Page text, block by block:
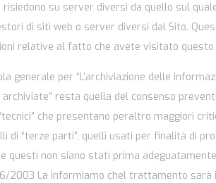
risiedono su server diversi da quello sul
di siti web o server diversi dal Sito.
relative al fatto che avete visitato questo
generale per “L’archiviazione delle
archiviate” resta quella del consenso
che presentano peraltro maggiori
di “terze parti”, quelli usati per finalità di
questi non siano stati prima
2003 La informiamo chel trattamento